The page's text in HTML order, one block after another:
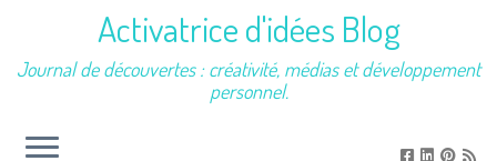
Activatrice d'idées Blog
Journal de découvertes : créativité, médias et développement
personnel.